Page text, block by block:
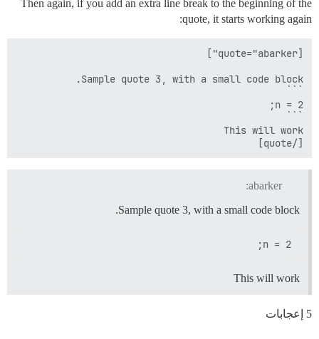
Then again, if you add an extra line break to the beginning of the
quote, it starts working again:
[/quote]
abarker:
Sample quote 3, with a small code block.
n = 2;
This will work
5 إعجابات